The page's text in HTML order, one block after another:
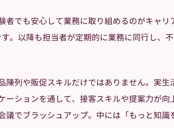
でも安心して業務に取り組めるのがキャ
。以降も担当者が定期的に業務に同行し、
列や販促スキルだけではありません。実生
ションを通して、接客スキルや提案力が
議でブラッシュアップ。中には「もっと知